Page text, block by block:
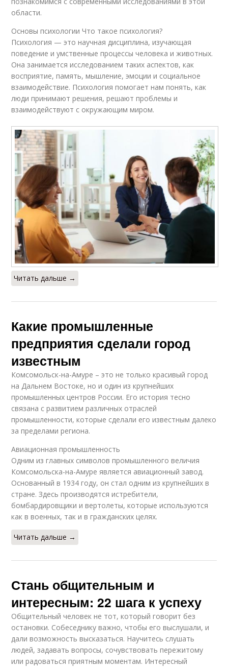
области.
Основы психологии Что такое психология?
Психология — это научная дисциплина, изучающая
поведение и умственные процессы человека и животных.
Она занимается исследованием таких аспектов, как
восприятие, память, мышление, эмоции и социальное
взаимодействие. Психология помогает нам понять, как
люди принимают решения, решают проблемы и
взаимодействуют с окружающим миром.
Читать дальше →
Какие промышленные
предприятия сделали город
известным
Комсомольск-на-Амуре – это не только красивый город
на Дальнем Востоке, но и один из крупнейших
промышленных центров России. Его история тесно
связана с развитием различных отраслей
промышленности, которые сделали его известным далеко
за пределами региона.
Авиационная промышленность
Одним из главных символов промышленного величия
Комсомольска-на-Амуре является авиационный завод.
Основанный в 1934 году, он стал одним из крупнейших в
стране. Здесь производятся истребители,
бомбардировщики и вертолеты, которые используются
как в военных, так и в гражданских целях.
Читать дальше →
Стань общительным и
интересным: 22 шага к успеху
Общительный человек не тот, который говорит без
остановки. Собеседнику важно, чтобы его выслушали, и
дали возможность высказаться. Научитесь слушать
людей, задавать вопросы, сочувствовать пережитому
или радоваться приятным моментам. Интересный